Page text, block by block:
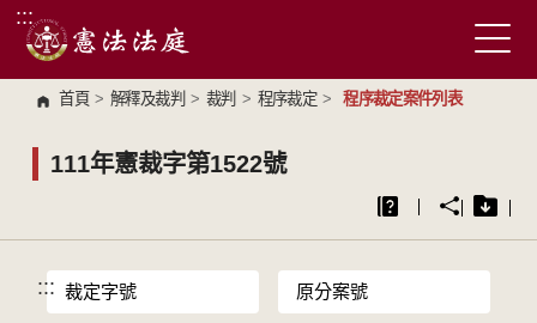
跳到主要內容區塊
:::
首頁 > 解釋及裁判 > 裁判 > 程序裁定 > 程序裁定案件列表
111年憲裁字第1522號
::: 裁定字號 原分案號